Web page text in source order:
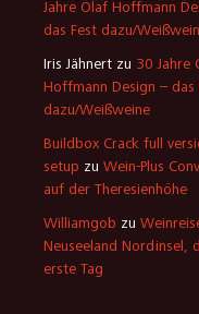
Jahre Olaf Hoffmann
das Fest dazu/
Iris Jähnert zu 30 Jahre
Hoffmann Design – das
dazu/Weißweine
Buildbox Crack full
setup zu Wein-Plus
auf der Theresienhöhe
Williamgob zu
Neuseeland Nordinsel,
erste Tag